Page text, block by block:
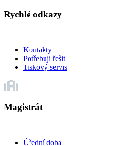
Rychlé odkazy
Kontakty
Potřebuji řešit
Tiskový servis
Magistrát
Úřední doba